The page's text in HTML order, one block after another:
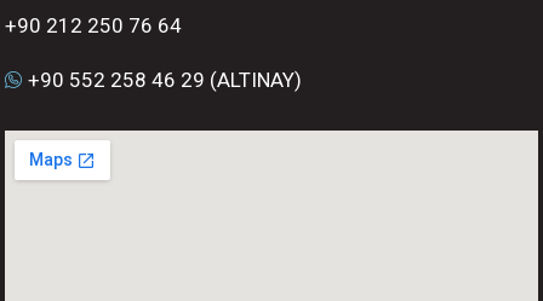
+90 212 250 76 64
+90 552 258 46 29 (ALTINAY)